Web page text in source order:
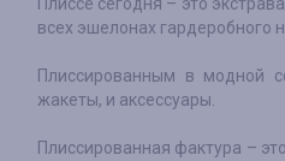
Плиссе сегодня – это
всех эшелонах гардеробного
Плиссированным в модной
жакеты, и аксессуары.
Плиссированная фактура –